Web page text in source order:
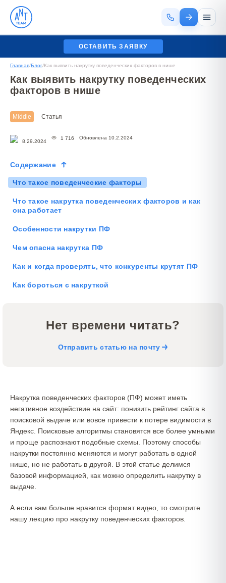
ОСТАВИТЬ ЗАЯВКУ
Главная/Блог/Как выявить накрутку поведенческих факторов в нише
Как выявить накрутку поведенческих
факторов в нише
Middle Статья
8.29.2024
1 716 Обновлена 10.2.2024
Содержание
Что такое поведенческие факторы
Что такое накрутка поведенческих факторов и как
она работает
Особенности накрутки ПФ
Чем опасна накрутка ПФ
Как и когда проверять, что конкуренты крутят ПФ
Как бороться с накруткой
Нет времени читать?
Отправить статью на почту
Накрутка поведенческих факторов (ПФ) может иметь
негативное воздействие на сайт: понизить рейтинг сайта в
поисковой выдаче или вовсе привести к потере видимости в
Яндекс. Поисковые алгоритмы становятся все более умными
и проще распознают подобные схемы. Поэтому способы
накрутки постоянно меняются и могут работать в одной
нише, но не работать в другой. В этой статье делимся
базовой информацией, как можно определить накрутку в
выдаче.
А если вам больше нравится формат видео, то смотрите
нашу лекцию про накрутку поведенческих факторов.